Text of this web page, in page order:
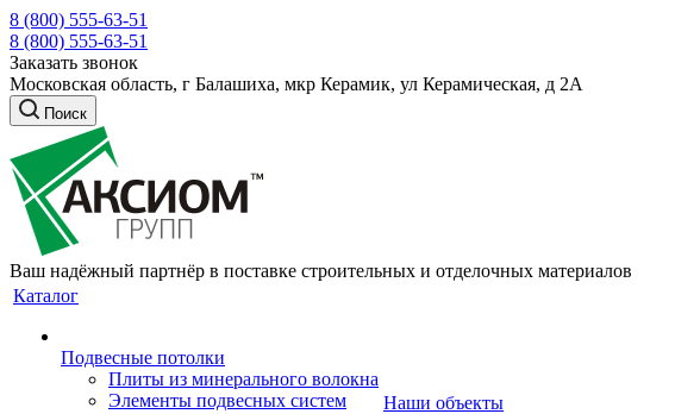
8 (800) 555-63-51
8 (800) 555-63-51
Заказать звонок
Московская область, г Балашиха, мкр Керамик, ул Керамическая, д 2А
Поиск
Ваш надёжный партнёр в поставке строительных и отделочных материалов
Каталог
Подвесные потолки
Плиты из минерального волокна
Элементы подвесных систем
Наши объекты